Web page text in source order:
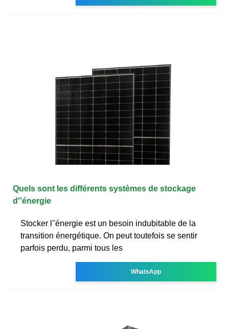
Quels sont les différents systèmes de stockage
d''énergie
Stocker l''énergie est un besoin indubitable de la
transition énergétique. On peut toutefois se sentir
parfois perdu, parmi tous les
WhatsApp